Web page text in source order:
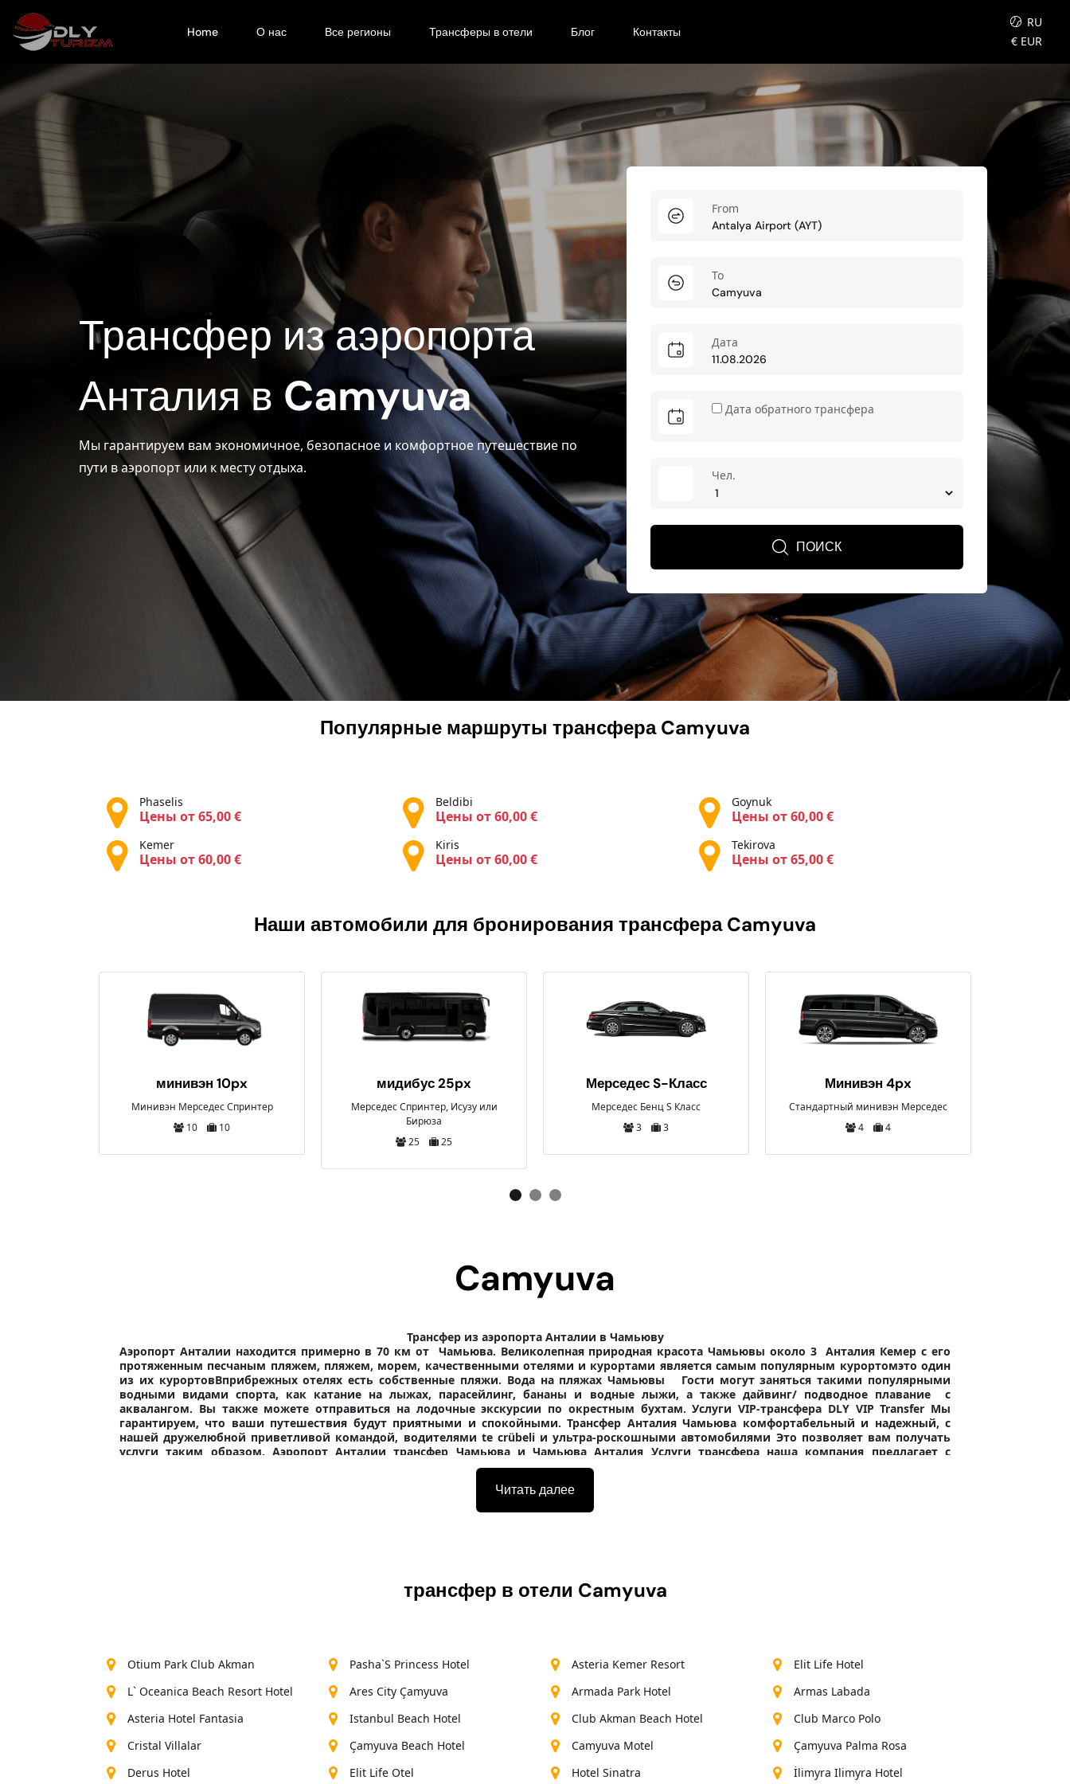
Home О нас Все регионы Трансферы в отели Блог Контакты
RU
€ EUR
Трансфер из аэропорта
Анталия в Camyuva
Мы гарантируем вам экономичное, безопасное и комфортное путешествие по
пути в аэропорт или к месту отдыха.
From
To
Дата
Дата обратного трансфера
Чел.
ПОИСК
Популярные маршруты трансфераCamyuva
Phaselis
Цены от 65,00 €
Beldibi
Цены от 60,00 €
Goynuk
Цены от 60,00 €
Kemer
Цены от 60,00 €
Kiris
Цены от 60,00 €
Tekirova
Цены от 65,00 €
Наши автомобили для бронирования трансфераCamyuva
мидибус 25px
Мерседес Спринтер, Исузу или
Бирюза
Мерседес S-Класс
Мерседес Бенц S Класс
3
3
Минивэн 4px
Стандартный минивэн Мерседес
4
4
Мерседес Е Класс
Мерседес Бенц Е Класс
3
3
Camyuva
Трансфер из аэропорта Анталии в Чамьюву
Аэропорт Анталии находится примерно в 70 км от Чамьюва. Великолепная природная красота Чамьювы около 3Анталия Кемер с его
протяженным песчаным пляжем, пляжем, морем, качественными отелями и курортами является самым популярным курортомэто один
из их курортовВприбрежных отелях есть собственные пляжи. Вода на пляжах Чамьювы Гости могут заняться такими популярными
водными видами спорта, как катание на лыжах, парасейлинг, бананы и водные лыжи, а также дайвинг/ подводное плавание
c
аквалангом. Вы также можете отправиться на лодочные экскурсии по окрестным бухтам.Услуги VIP-трансфера DLY VIP Transfer Мы
гарантируем, что ваши путешествия будут приятными и спокойными. Трансфер Анталия Чамьюва комфортабельный и надежный, с
нашей дружелюбной приветливой командой, водителями te crübeli и ультра-роскошными автомобилями Это позволяет вам получать
услуги таким образом. Аэропорт Анталии трансфер Чамьюва и Чамьюва Анталия Услуги трансфера наша компания предлагает с
удобством для вас. Вы делаете это для скорости передачиВсе, что вам нужно, это просто оформить бронирование и с удовольствием
Аэропорт Анталии camyuva vip трансфер
Как DLY VIP Transfer, мы приглашаем самых красивых наших уважаемых клиентов и желаем вам приятного отдыха
Читать далее
трансфер в отели Camyuva
Otium Park Club Akman Pasha`S Princess Hotel Asteria Kemer Resort
Elit Life Hotel
L` Oceanica Beach Resort Hotel
Ares City Çamyuva Armada Park Hotel
Armas Labada
Asteria Hotel Fantasia
Istanbul Beach Hotel Club Akman Beach Hotel
Club Marco Polo
Cristal Villalar
Çamyuva Beach Hotel Camyuva Motel
Çamyuva Palma Rosa
Derus Hotel
Elit Life Otel Hotel Sinatra İlimyra Ilimyra Hotel